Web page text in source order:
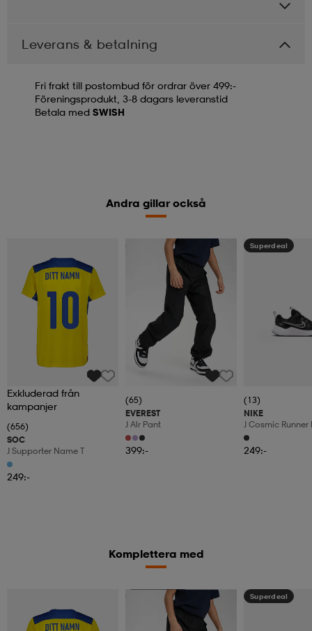
Leverans & betalning
Fri frakt till postombud för ordrar över 499:-
Föreningsprodukt, 3-8 dagars leveranstid
Betala med SWISH
Andra gillar också
Exkluderad från
kampanjer
(656)
SOC
J Supporter Name T
249:-
Kampanj -25%
(65)
EVEREST
J Alr Pant
399:-
Superdeal
(13)
NIKE
J Cosmic Runner
249:-
Komplettera med
Kampanj -25% Superdeal